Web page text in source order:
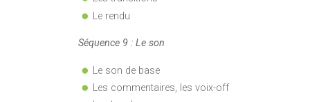
Le rendu
Séquence 9 : Le son
Le son de base
Les commentaires, les voix-off